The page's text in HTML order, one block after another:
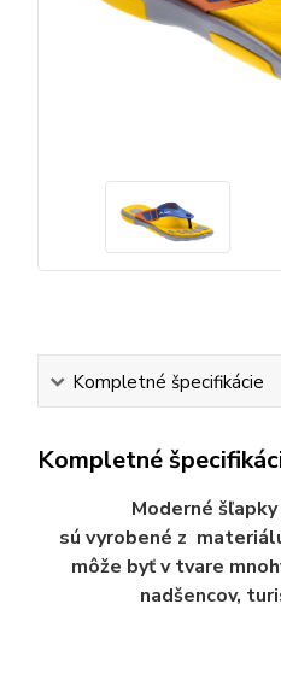
Kompletné špecifikácie
Kompletné
Moderné
sú vyrobené z
môže byť v tvare
nadšencov,